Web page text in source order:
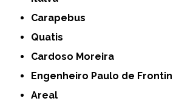
Carapebus
Quatis
Cardoso Moreira
Engenheiro Paulo de Frontin
Areal